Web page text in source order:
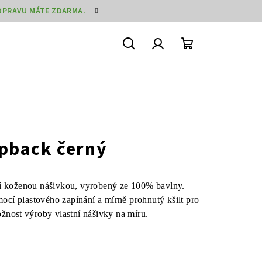
MÁTE ZDARMA.
černý
nášivkou, vyrobený ze 100% bavlny.
plastového zapínání a mírně prohnutý kšilt pro
výroby vlastní nášivky na míru.